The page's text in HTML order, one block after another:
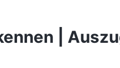
Aufdeckung religiöser
|